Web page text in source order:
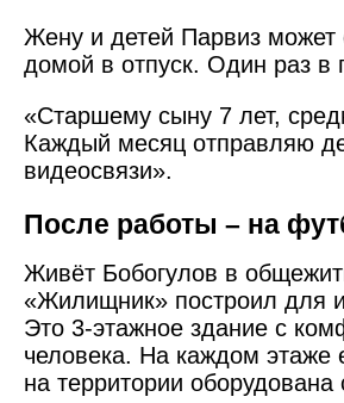
Жену и детей Парвиз может
домой в отпуск. Один раз в
«Старшему сыну 7 лет,
Каждый месяц отправляю
видеосвязи».
После работы – на
Живёт Бобогулов в
«Жилищник» построил для
Это 3-этажное здание с
человека. На каждом этаже
на территории